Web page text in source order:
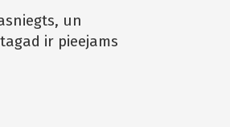
un
ir pieejams